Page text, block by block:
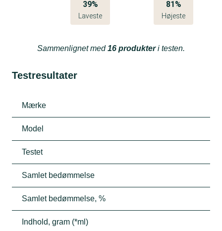
39%
Laveste
81%
Højeste
Sammenlignet med16 produkteri testen.
Testresultater
Mærke
Model
Testet
Samlet bedømmelse
Samlet bedømmelse, %
Indhold, gram (*ml)